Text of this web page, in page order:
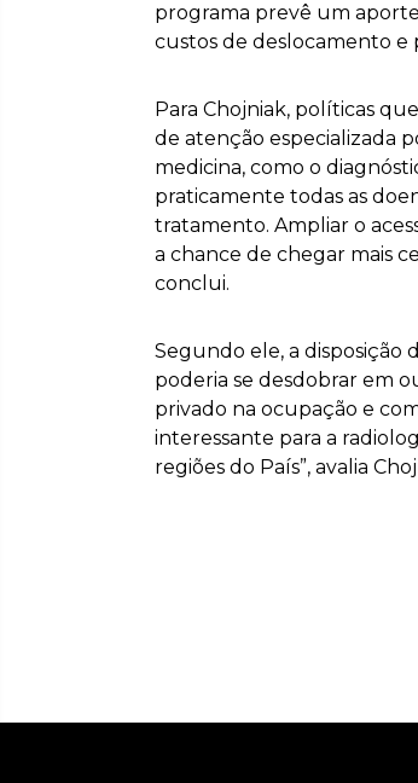
programa prevê um
custos de deslocamento e
Para Chojniak, políticas
de atenção especializada
medicina, como o
praticamente todas as
tratamento. Ampliar o
a chance de chegar mais
conclui.
Segundo ele, a disposição
poderia se desdobrar em
privado na ocupação e
interessante para a
regiões do País”, avalia